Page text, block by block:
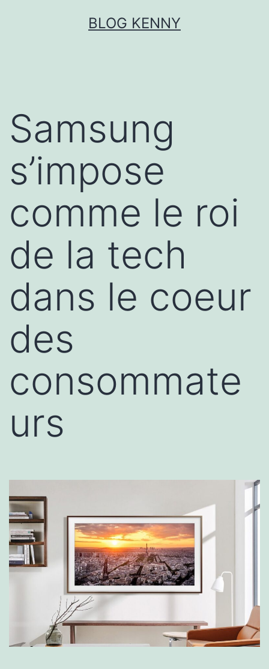
BLOG KENNY
Samsung
s’impose
comme le roi
de la tech
dans le coeur
des
consommate
urs